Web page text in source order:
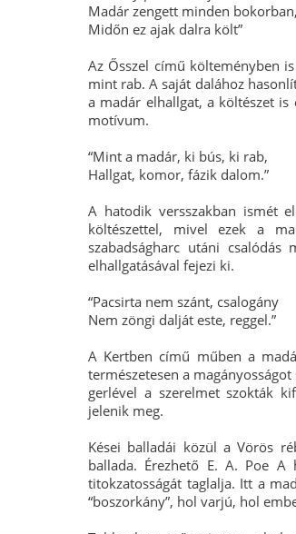
Madár zengett minden bokorban,
Midőn ez ajak dalra költ”
Az Ősszel című költeményben
mint rab. A saját dalához
a madár elhallgat, a költészet
motívum.
“Mint a madár, ki bús, ki rab,
Hallgat, komor, fázik dalom.”
A hatodik versszakban ismét
költészettel, mivel ezek a
szabadságharc utáni
elhallgatásával fejezi ki.
“Pacsirta nem szánt, csalogány
Nem zöngi dalját este, reggel.”
A Kertben című műben a
természetesen a
gerlével a szerelmet szokták
jelenik meg.
Kései balladái közül a Vörös
ballada. Érezhető E. A. Poe
titokzatosságát taglalja. Itt a
“boszorkány”, hol varjú, hol